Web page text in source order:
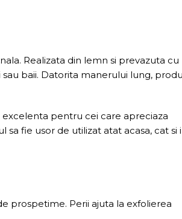
Realizata din lemn si prevazuta cu
baii. Datorita manerului lung,
pentru cei care apreciaza
fie usor de utilizat atat acasa, cat si
prospetime. Perii ajuta la exfolierea